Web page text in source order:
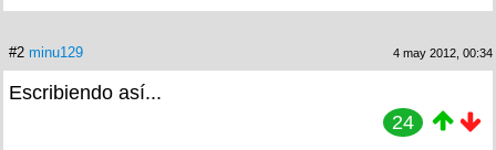
#2 minu129 4 may 2012, 00:34
Escribiendo así...
24